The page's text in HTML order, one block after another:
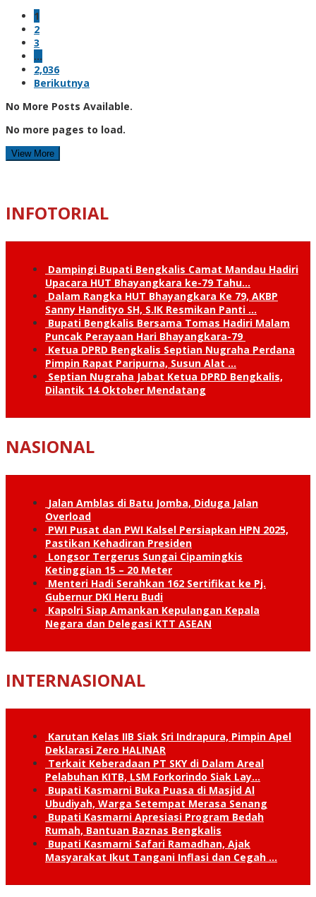
1
2
3
…
2,036
Berikutnya
No More Posts Available.
No more pages to load.
View More
INFOTORIAL
Dampingi Bupati Bengkalis Camat Mandau Hadiri
Upacara HUT Bhayangkara ke-79 Tahu…
Dalam Rangka HUT Bhayangkara Ke 79, AKBP
Sanny Handityo SH, S.IK Resmikan Panti …
Bupati Bengkalis Bersama Tomas Hadiri Malam
Puncak Perayaan Hari Bhayangkara-79
Ketua DPRD Bengkalis Septian Nugraha Perdana
Pimpin Rapat Paripurna, Susun Alat …
Septian Nugraha Jabat Ketua DPRD Bengkalis,
Dilantik 14 Oktober Mendatang
NASIONAL
Jalan Amblas di Batu Jomba, Diduga Jalan
Overload
PWI Pusat dan PWI Kalsel Persiapkan HPN 2025,
Pastikan Kehadiran Presiden
Longsor Tergerus Sungai Cipamingkis
Ketinggian 15 – 20 Meter
Menteri Hadi Serahkan 162 Sertifikat ke Pj.
Gubernur DKI Heru Budi
Kapolri Siap Amankan Kepulangan Kepala
Negara dan Delegasi KTT ASEAN
INTERNASIONAL
Karutan Kelas IIB Siak Sri Indrapura, Pimpin Apel
Deklarasi Zero HALINAR
Terkait Keberadaan PT SKY di Dalam Areal
Pelabuhan KITB, LSM Forkorindo Siak Lay…
Bupati Kasmarni Buka Puasa di Masjid Al
Ubudiyah, Warga Setempat Merasa Senang
Bupati Kasmarni Apresiasi Program Bedah
Rumah, Bantuan Baznas Bengkalis
Bupati Kasmarni Safari Ramadhan, Ajak
Masyarakat Ikut Tangani Inflasi dan Cegah …